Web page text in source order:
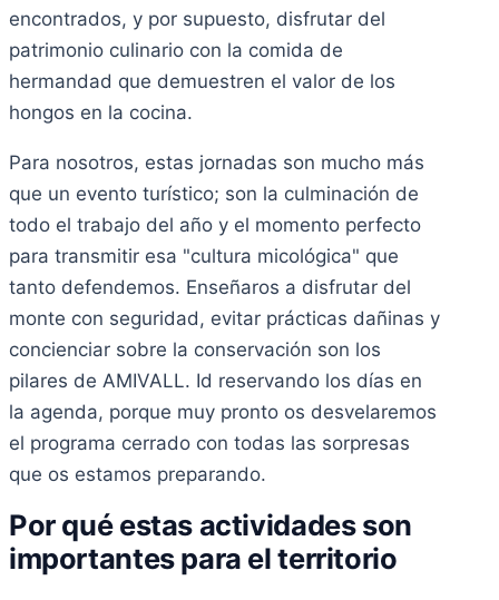
encontrados, y por supuesto, disfrutar del
patrimonio culinario con la comida de
hermandad que demuestren el valor de los
hongos en la cocina.
Para nosotros, estas jornadas son mucho más
que un evento turístico; son la culminación de
todo el trabajo del año y el momento perfecto
para transmitir esa "cultura micológica" que
tanto defendemos. Enseñaros a disfrutar del
monte con seguridad, evitar prácticas dañinas y
concienciar sobre la conservación son los
pilares de AMIVALL. Id reservando los días en
la agenda, porque muy pronto os desvelaremos
el programa cerrado con todas las sorpresas
que os estamos preparando.
Por qué estas actividades son
importantes para el territorio